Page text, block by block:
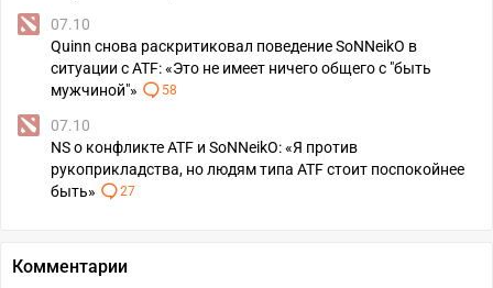
07.10
Quinn снова раскритиковал поведение SoNNeikO в
ситуации с ATF: «Это не имеет ничего общего с "быть
мужчиной"»
58
07.10
NS о конфликте ATF и SoNNeikO: «Я против
рукоприкладства, но людям типа ATF стоит поспокойнее
быть»
27
Комментарии